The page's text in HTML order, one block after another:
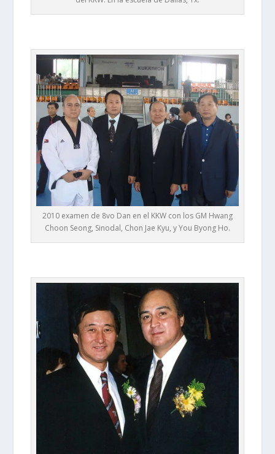
2010 examen de 8vo Dan en el KKW con los GM Hwang
Choon Seong, Sinodal, Chon Jae Kyu, y You Byong Ho.